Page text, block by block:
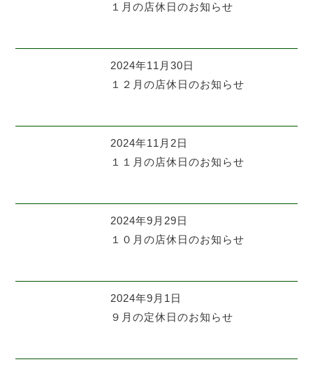
１月の店休日のお知らせ
2024年11月30日
１２月の店休日のお知らせ
2024年11月2日
１１月の店休日のお知らせ
2024年9月29日
１０月の店休日のお知らせ
2024年9月1日
９月の定休日のお知らせ